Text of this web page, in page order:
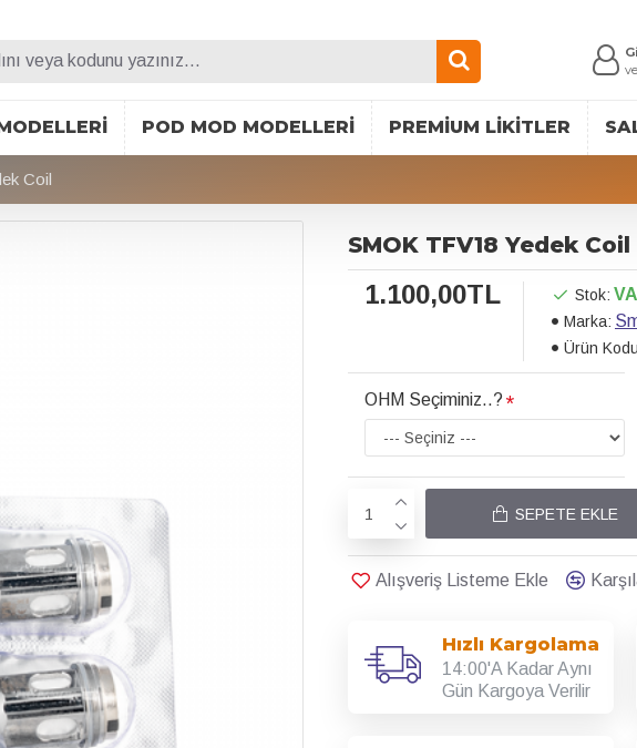
POD MOD MODELLERI PREMIUM LIKITLER
Coil
SMOK TFV18 Yedek Coil
1.100,00TL Stok:
Marka:
Ürün
OHM Seçiminiz..?
SEPETE EKLE
Alışveriş Listeme Ekle
Hızlı Kargolama
14:00'A Kadar Aynı
Gün Kargoya Verilir